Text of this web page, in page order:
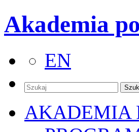
Akademia
EN
AKADEMIA